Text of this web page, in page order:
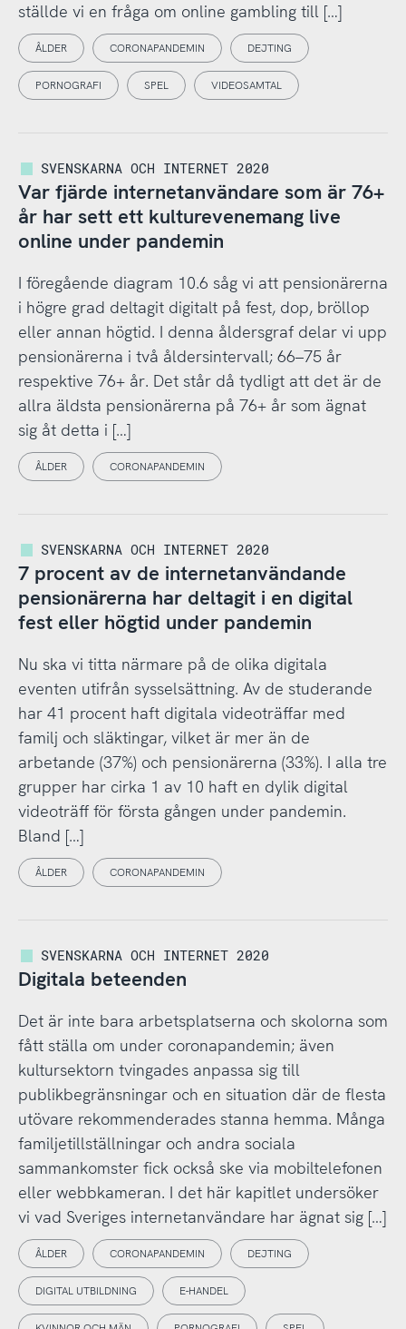
ställde vi en fråga om online gambling till […]
ÅLDER CORONAPANDEMIN DEJTING
PORNOGRAFI SPEL VIDEOSAMTAL
SVENSKARNA OCH INTERNET 2020
Var fjärde internetanvändare som är 76+
år har sett ett kulturevenemang live
online under pandemin
I föregående diagram 10.6 såg vi att pensionärerna
i högre grad deltagit digitalt på fest, dop, bröllop
eller annan högtid. I denna åldersgraf delar vi upp
pensionärerna i två åldersintervall; 66–75 år
respektive 76+ år. Det står då tydligt att det är de
allra äldsta pensionärerna på 76+ år som ägnat
sig åt detta i […]
ÅLDER CORONAPANDEMIN
SVENSKARNA OCH INTERNET 2020
7 procent av de internetanvändande
pensionärerna har deltagit i en digital
fest eller högtid under pandemin
Nu ska vi titta närmare på de olika digitala
eventen utifrån sysselsättning. Av de studerande
har 41 procent haft digitala videoträffar med
familj och släktingar, vilket är mer än de
arbetande (37%) och pensionärerna (33%). I alla tre
grupper har cirka 1 av 10 haft en dylik digital
videoträff för första gången under pandemin.
Bland […]
ÅLDER CORONAPANDEMIN
SVENSKARNA OCH INTERNET 2020
Digitala beteenden
Det är inte bara arbetsplatserna och skolorna som
fått ställa om under coronapandemin; även
kultursektorn tvingades anpassa sig till
publikbegränsningar och en situation där de flesta
utövare rekommenderades stanna hemma. Många
familjetillställningar och andra sociala
sammankomster fick också ske via mobiltelefonen
eller webbkameran. I det här kapitlet undersöker
vi vad Sveriges internetanvändare har ägnat sig […]
ÅLDER CORONAPANDEMIN DEJTING
DIGITAL UTBILDNING E-HANDEL